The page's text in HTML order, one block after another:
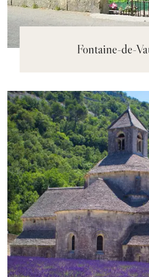
Fontaine-de-